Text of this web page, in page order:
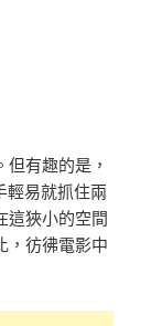
有趣的是，
輕易就抓住兩
這狹小的空間
，彷彿電影中